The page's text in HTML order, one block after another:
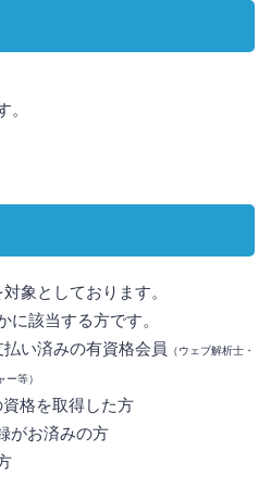
象としております。
該当する方です。
い済みの有資格会員
（ウェブ解析士・
等）
格を取得した方
がお済みの方